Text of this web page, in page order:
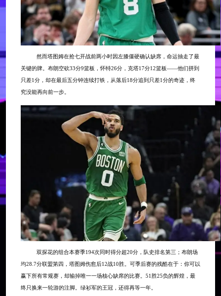
然而塔图姆在抢七开战前两小时因左膝僵硬确认缺席，命运抽走了最
关键的牌。布朗空砍33分9篮板，怀特26分，克塔17分12篮板——他们拼到
只差1分，却在最后五分钟连续打铁，从落后18分追到只差1分的奇迹，终
究没能再向前一步。
双探花的组合本赛季194次同时得分超20分，队史排名第三；布朗场
均28.7分联盟第四，塔图姆伤愈后12战10胜。可季后赛的残酷在于：你可以
赢下所有常规赛，却输掉唯一一场核心缺席的比赛。51胜25负的辉煌，最
终只换来一轮游的注脚。绿衫军的王冠，还得再等一年。